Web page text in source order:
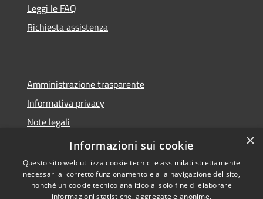
Leggi le FAQ
Richiesta assistenza
Amministrazione trasparente
Informativa privacy
Note legali
Dichiarazione di accessibilità
×
Informazioni sui cookie
Questo sito web utilizza cookie tecnici e assimilati strettamente
necessari al corretto funzionamento e alla navigazione del sito,
nonché un cookie tecnico analitico al solo fine di elaborare
informazioni statistiche, aggregate e anonime.